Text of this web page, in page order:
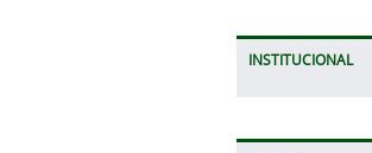
INSTITUCIONAL